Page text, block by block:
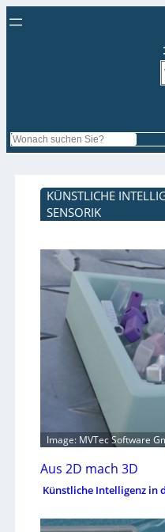
Search
KÜNSTLICHE
SENSORIK
Image: MVTec Software
Aus 2D mach 3D
Künstliche Intelligenz in